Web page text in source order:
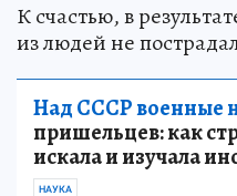
К счастью, в
из людей не
Над СССР военные
пришельцев: как
искала и изучала
НАУКА